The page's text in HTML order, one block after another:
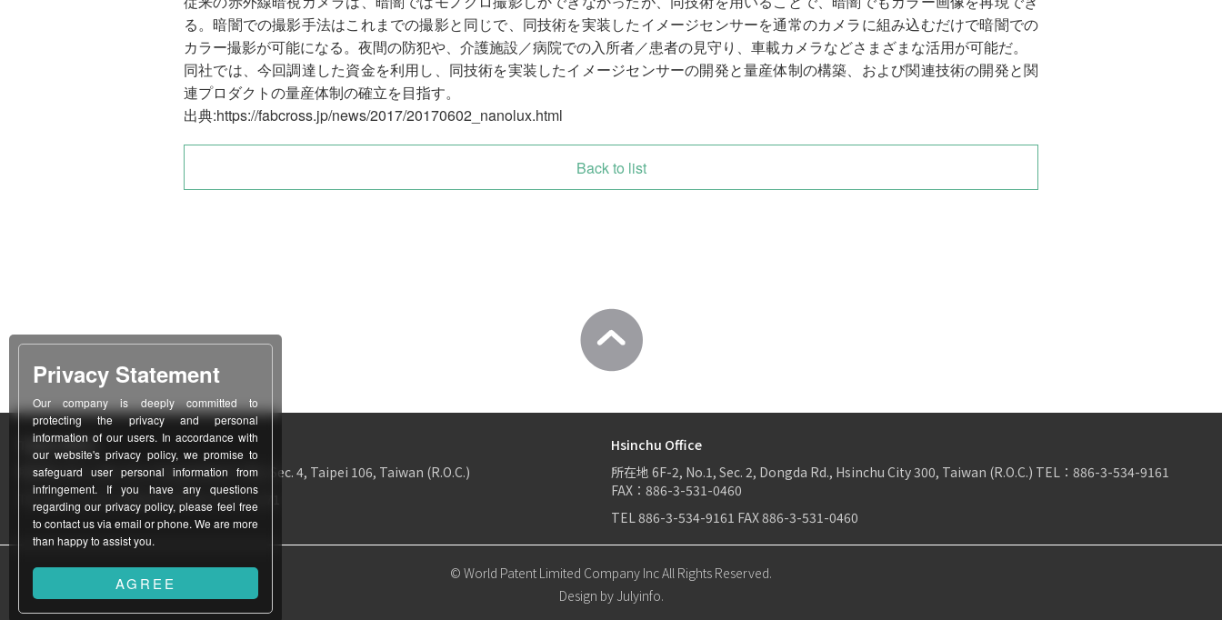
る。暗闇での撮影手法はこれまでの撮影と同じで、同技術を実装したイメージセンサーを通常のカメラに組み込むだけで暗闇での
カラー撮影が可能になる。夜間の防犯や、介護施設／病院での入所者／患者の見守り、車載カメラなどさまざまな活用が可能だ。
同社では、今回調達した資金を利用し、同技術を実装したイメージセンサーの開発と量産体制の構築、および関連技術の開発と関
連プロダクトの量産体制の確立を目指す。
出典:https://fabcross.jp/news/2017/20170602_nanolux.html
Back to list
Taipei Office
所在地12F-1, No. 311, Chung Hsiao E. Rd., Sec. 4, Taipei 106, Taiwan (R.O.C.)
TEL886-2-2771-3403 FAX 886-2-2731-1171
Hsinchu Office
所在地 6F-2, No.1, Sec. 2, Dongda Rd., Hsinchu City 300, Taiwan (R.O.C.) TEL： 886-3-534-9161
FAX：886-3-531-0460
TEL886-3-534-9161 FAX886-3-531-0460
© World Patent Limited Company Inc All Rights Reserved.
Design by Julyinfo.
Privacy Statement
Our company is deeply committed to
protecting the privacy and personal
information of our users. In accordance with
our website's privacy policy, we promise to
safeguard user personal information from
infringement. If you have any questions
regarding our privacy policy, please feel free
to contact us via email or phone. We are more
than happy to assist you.
AGREE